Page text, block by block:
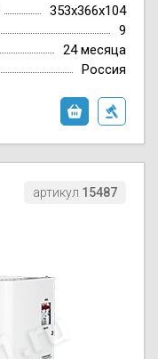
353x366x104
9
24 месяца
Россия
артикул 15487